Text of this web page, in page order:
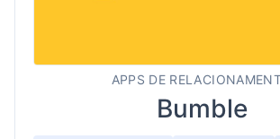
APPS DE
Bumble